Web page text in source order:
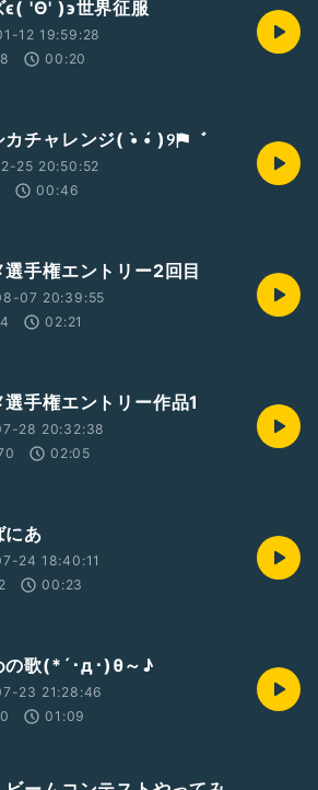
ϵ( 'Θ' )϶世界征服
12 19:59:28
00:20
カチャレンジ( •̀ •́ )୨⚑︎゛
25 20:50:52
00:46
選手権エントリー2回目
07 20:39:55
02:21
選手権エントリー作品1
28 20:32:38
02:05
にあ
24 18:40:11
00:23
の歌(*´･д･)θ～♪
23 21:28:46
01:09